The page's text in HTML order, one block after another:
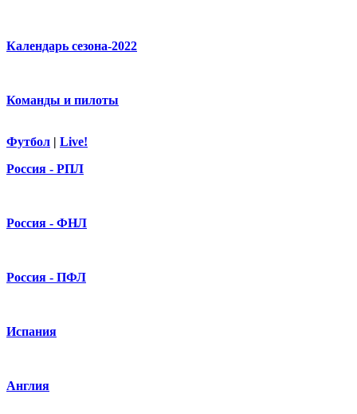
Календарь сезона-2022
Команды и пилоты
Футбол | Live!
Россия - РПЛ
Россия - ФНЛ
Россия - ПФЛ
Испания
Англия